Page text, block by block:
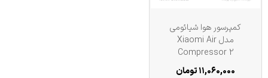
کمپرسور هوا شیائومی
مدل Xiaomi Air
Compressor 2
MJCQB06QW
۱۱,۰۶۰,۰۰۰ تومان